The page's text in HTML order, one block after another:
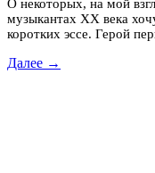
О некоторых, на мой
музыкантах XX века
коротких эссе. Герой
Далее →